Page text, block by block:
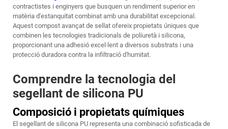
contractistes i enginyers que busquen un rendiment superior en
matèria d'estanquitat combinat amb una durabilitat excepcional.
Aquest compost avançat de sellat ofereix propietats úniques que
combinen les tecnologies tradicionals de poliuretà i silicona,
proporcionant una adhesió excel·lent a diversos substrats i una
protecció duradora contra la infiltració d'humitat.
Comprendre la tecnologia del
segellant de silicona PU
Composició i propietats químiques
El segellant de silicona PU representa una combinació sofisticada de